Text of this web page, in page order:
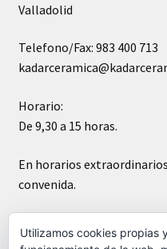
Valladolid
Telefono/Fax: 983 400 713
Horario:
De 9,30 a 15 horas.
En horarios
convenida.
Utilizamos cookies propias